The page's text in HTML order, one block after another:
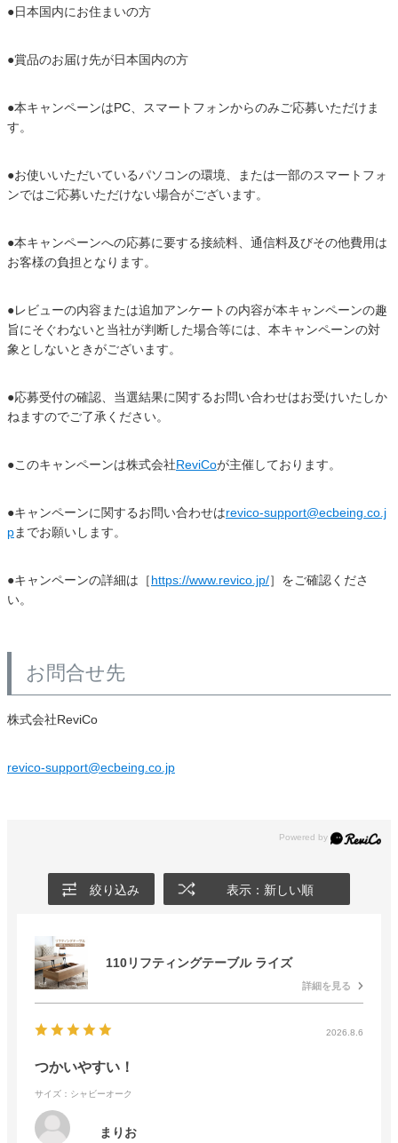
●日本国内にお住まいの方
●賞品のお届け先が日本国内の方
●本キャンペーンはPC、スマートフォンからのみご応募いただけま
す。
●お使いいただいているパソコンの環境、または一部のスマートフォ
ンではご応募いただけない場合がございます。
●本キャンペーンへの応募に要する接続料、通信料及びその他費用は
お客様の負担となります。
●レビューの内容または追加アンケートの内容が本キャンペーンの趣
旨にそぐわないと当社が判断した場合等には、本キャンペーンの対
象としないときがございます。
●応募受付の確認、当選結果に関するお問い合わせはお受けいたしか
ねますのでご了承ください。
●このキャンペーンは株式会社ReviCoが主催しております。
●キャンペーンに関するお問い合わせはrevico-support@ecbeing.co.j
pまでお願いします。
●キャンペーンの詳細は［https://www.revico.jp/］をご確認くださ
い。
お問合せ先
株式会社ReviCo
revico-support@ecbeing.co.jp
絞り込み 表示：新しい順
110リフティングテーブル ライズ
詳細を見る
2026.8.6
つかいやすい！
サイズ：シャビーオーク
まりお